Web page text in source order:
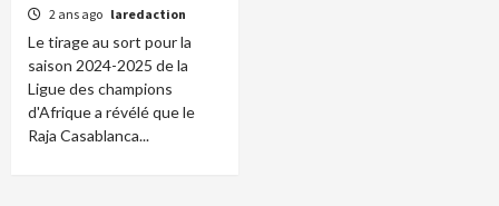
2 ans ago laredaction
Le tirage au sort pour la
saison 2024-2025 de la
Ligue des champions
d'Afrique a révélé que le
Raja Casablanca...